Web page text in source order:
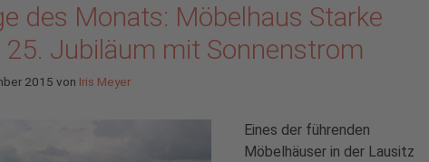
des Monats: Möbelhaus Starke
Jubiläum mit Sonnenstrom
2015 von Iris Meyer
Eines der führenden
Möbelhäuser in der Lausitz